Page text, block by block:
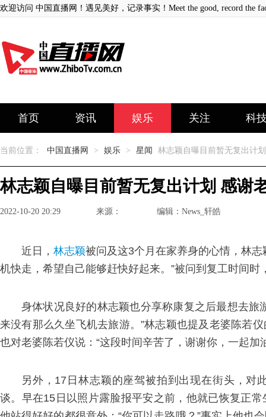
欢迎访问 中国直播网！遇见美好，记录事实！Meet the good, record the
首页 资讯 娱乐 关注 科
当前位置： 中国直播网 > 娱乐 > 星闻 林志颖自曝目前暂无复出计
林志颖自曝目前暂无复出计划 感谢
2022-10-20 20:29 来源： 编辑：News_轩皓
近日， 林志颖被问及这3个月在家养身的心情，林
机快走，希望自己能够赶快好起来。”被问到复工时间时
身体状况良好的林志颖也分享称康复之后最想去旅
来没有那么久坐飞机去旅游。”林志颖也提及老婆陈若
也对老婆陈若仪说：“这段时间辛苦了，谢谢你，一起加
另外，17日林志颖的座驾被拍到出现在街头，对
谈。早在15日以照片露脸报平安之前，他就已恢复正